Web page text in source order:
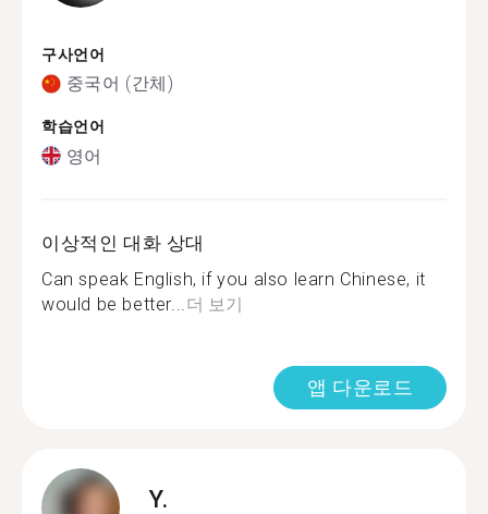
구사언어
중국어 (간체)
학습언어
영어
이상적인 대화 상대
Can speak English, if you also learn Chinese, it
would be better... 더 보기
앱 다운로드
Y.